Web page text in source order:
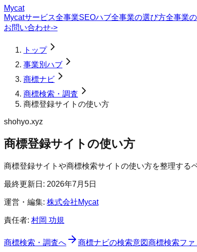
Mycat
Mycatサービス全事業SEOハブ全事業の選び方全事業
お問い合わせ->
トップ
事業別ハブ
商標ナビ
商標検索・調査
商標登録サイトの使い方
shohyo.xyz
商標登録サイトの使い方
商標登録サイトや商標検索サイトの使い方を整理する
最終更新日: 2026年7月5日
運営・編集: 株式会社Mycat
責任者: 村岡 功規
商標検索・調査へ 商標ナビの検索意図商標検索ファ